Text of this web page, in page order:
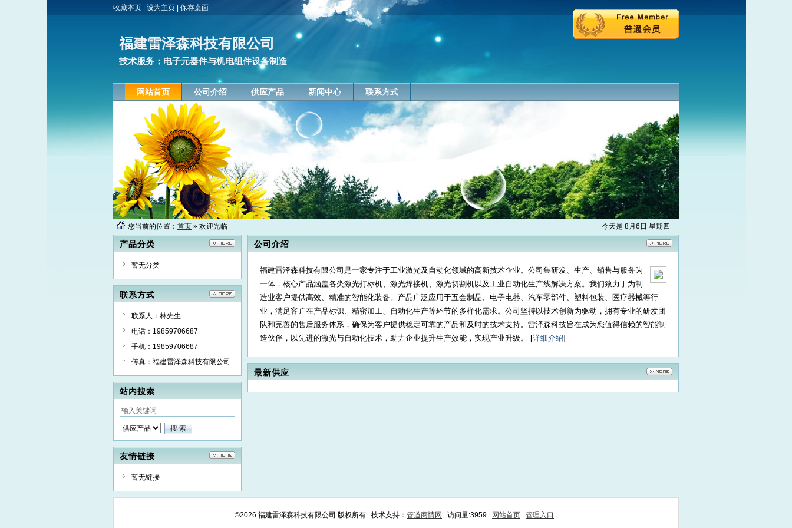
收藏本页 设为主页 保存桌面
福建雷泽森科技有限公司
技术服务；电子元器件与机电组件设备制造
网站首页 公司介绍 供应产品 新闻中心 联系方式
今天是 8月6日 星期四
您当前的位置： 首页 » 欢迎光临
产品分类
暂无分类
联系方式
联系人：林先生
电话：19859706687
手机：19859706687
传真：福建雷泽森科技有限公司
站内搜索
友情链接
暂无链接
公司介绍
福建雷泽森科技有限公司是一家专注于工业激光及自动化领域的高新技术企业。公司集研发、生产、销售与服务为
一体，核心产品涵盖各类激光打标机、激光焊接机、激光切割机以及工业自动化生产线解决方案。我们致力于为制
造业客户提供高效、精准的智能化装备。产品广泛应用于五金制品、电子电器、汽车零部件、塑料包装、医疗器械等行
业，满足客户在产品标识、精密加工、自动化生产等环节的多样化需求。公司坚持以技术创新为驱动，拥有专业的研发团
队和完善的售后服务体系，确保为客户提供稳定可靠的产品和及时的技术支持。雷泽森科技旨在成为您值得信赖的智能制
造伙伴，以先进的激光与自动化技术，助力企业提升生产效能，实现产业升级。 [详细介绍]
最新供应
©2026 福建雷泽森科技有限公司 版权所有 技术支持： 管道商情网 访问量:3959 网站首页 管理入口